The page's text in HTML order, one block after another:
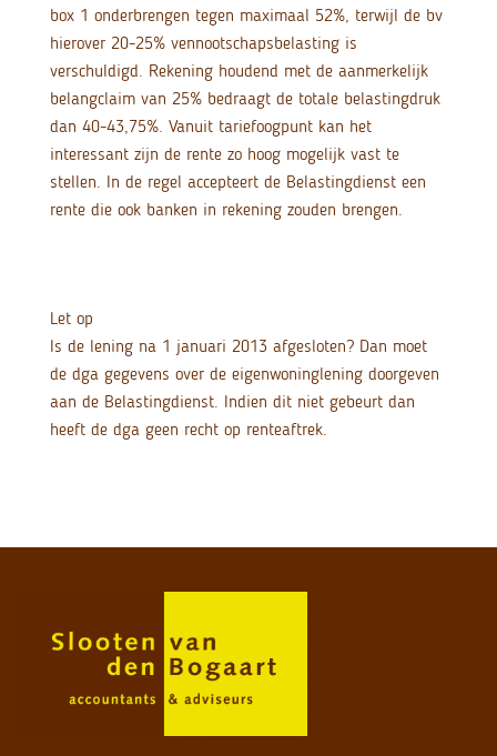
box 1 onderbrengen tegen maximaal 52%, terwijl de bv
hierover 20-25% vennootschapsbelasting is
verschuldigd. Rekening houdend met de aanmerkelijk
belangclaim van 25% bedraagt de totale belastingdruk
dan 40-43,75%. Vanuit tariefoogpunt kan het
interessant zijn de rente zo hoog mogelijk vast te
stellen. In de regel accepteert de Belastingdienst een
rente die ook banken in rekening zouden brengen.
Let op
Is de lening na 1 januari 2013 afgesloten? Dan moet
de dga gegevens over de eigenwoninglening doorgeven
aan de Belastingdienst. Indien dit niet gebeurt dan
heeft de dga geen recht op renteaftrek.